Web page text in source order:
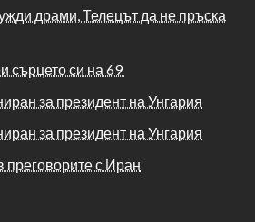
драми, Телецът да не пръска
сърцето си на 69
за президент на Унгария
за президент на Унгария
с Иран